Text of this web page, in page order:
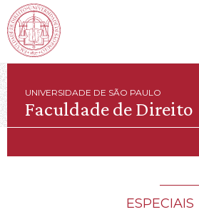
UNIVERSIDADE DE SÃO PAULO
Faculdade de Direito
ESPECIAIS